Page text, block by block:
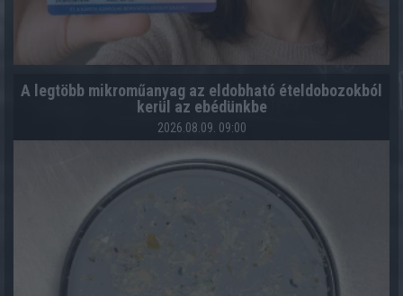
A legtöbb mikroműanyag az eldobható ételdobozokból
kerül az ebédünkbe
2026.08.09. 09:00